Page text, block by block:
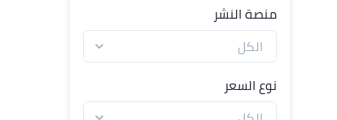
منصة النشر
نوع السعر